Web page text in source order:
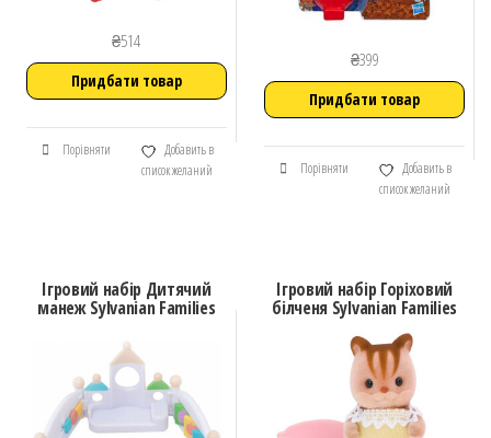
₴514
Придбати товар
Порівняти
Добавить в
список желаний
₴399
Придбати товар
Порівняти
Добавить в
список желаний
Ігровий набір Дитячий
манеж Sylvanian Families
Ігровий набір Горіховий
білченя Sylvanian Families